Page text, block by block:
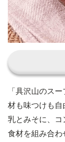
「具沢山のス
材も味つけも
乳とみそに、
食材を組み合わ